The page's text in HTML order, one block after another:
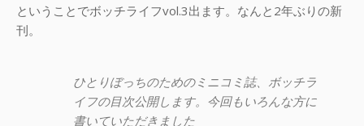
ということでボッチライフvol.3出ます。なんと2年ぶりの新
刊。
ひとりぼっちのためのミニコミ誌、ボッチラ
イフの目次公開します。今回もいろんな方に
書いていただきました